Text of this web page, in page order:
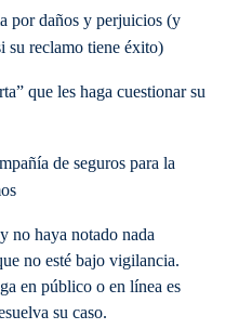
por daños y perjuicios (y
su reclamo tiene éxito)
que les haga cuestionar su
de seguros para la
no haya notado nada
no esté bajo vigilancia.
en público o en línea es
su caso.